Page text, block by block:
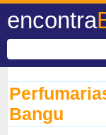
encontra
Bangu